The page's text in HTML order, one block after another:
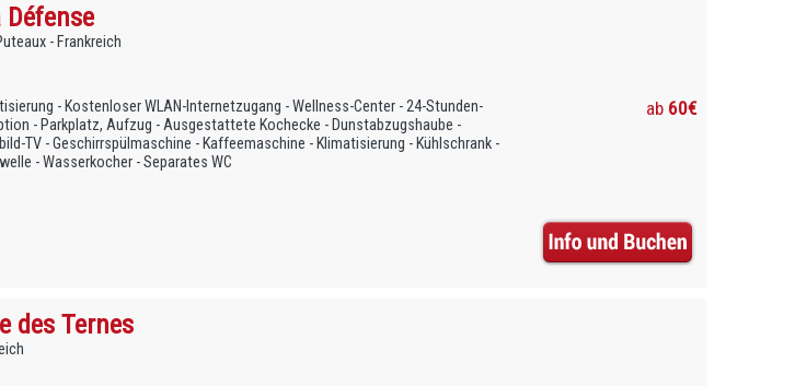
- Frankreich
- Kostenloser WLAN-Internetzugang - Wellness-Center - 24-Stunden-
- Parkplatz, Aufzug - Ausgestattete Kochecke - Dunstabzugshaube -
TV - Geschirrspülmaschine - Kaffeemaschine - Klimatisierung - Kühlschrank -
- Wasserkocher - Separates WC
ab 60€
des Ternes